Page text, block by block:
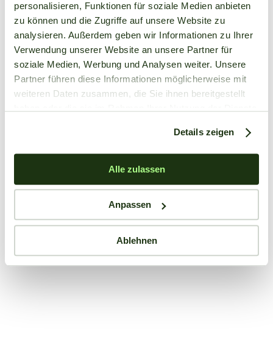
personalisieren, Funktionen für soziale Medien anbieten
zu können und die Zugriffe auf unsere Website zu
analysieren. Außerdem geben wir Informationen zu Ihrer
Verwendung unserer Website an unsere Partner für
soziale Medien, Werbung und Analysen weiter. Unsere
Partner führen diese Informationen möglicherweise mit
weiteren Daten zusammen, die Sie ihnen bereitgestellt
Details zeigen
Alle zulassen
Anpassen
Ablehnen